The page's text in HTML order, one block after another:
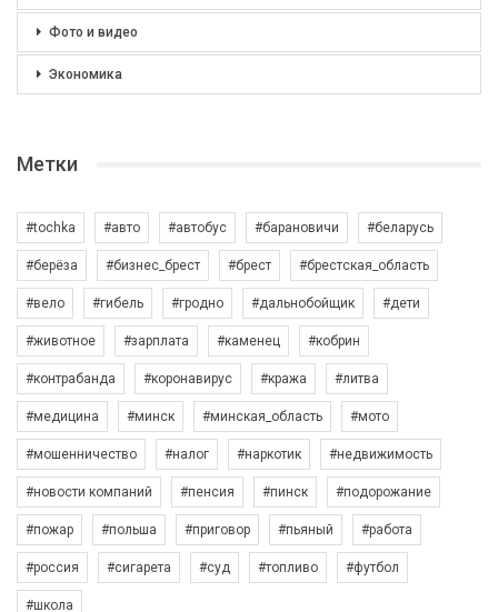
Фото и видео
Экономика
Метки
#tochka #авто #автобус #барановичи #беларусь
#берёза #бизнес_брест #брест #брестская_область
#вело #гибель #гродно #дальнобойщик #дети
#животное #зарплата #каменец #кобрин
#контрабанда #коронавирус #кража #литва
#медицина #минск #минская_область #мото
#мошенничество #налог #наркотик #недвижимость
#новости компаний #пенсия #пинск #подорожание
#пожар #польша #приговор #пьяный #работа
#россия #сигарета #суд #топливо #футбол
#школа